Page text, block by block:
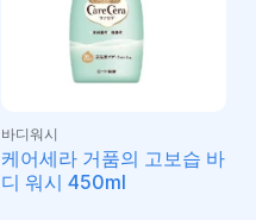
바디워시
케어세라 거품의 고보습 바
디 워시 450ml